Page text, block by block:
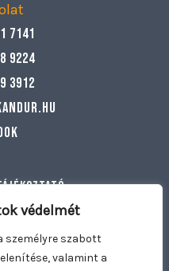
védelmét
személyre szabott
valamint a
7141
9224
3912
feltételek